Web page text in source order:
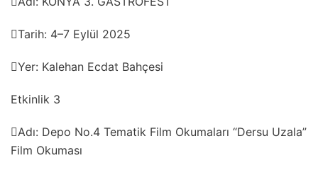
Tarih: 4–7 Eylül 2025
Yer: Kalehan Ecdat Bahçesi
Etkinlik 3
Adı: Depo No.4 Tematik Film Okumaları “Dersu Uzala”
Film Okuması